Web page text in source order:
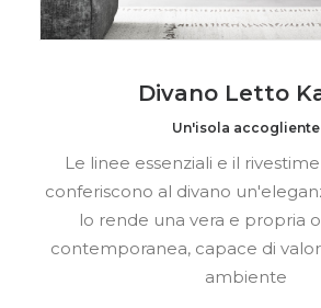
Divano Letto
Un'isola accogliente
Le linee essenziali e il
conferiscono al divano
lo rende una vera e propria
contemporanea, capace di
ambiente